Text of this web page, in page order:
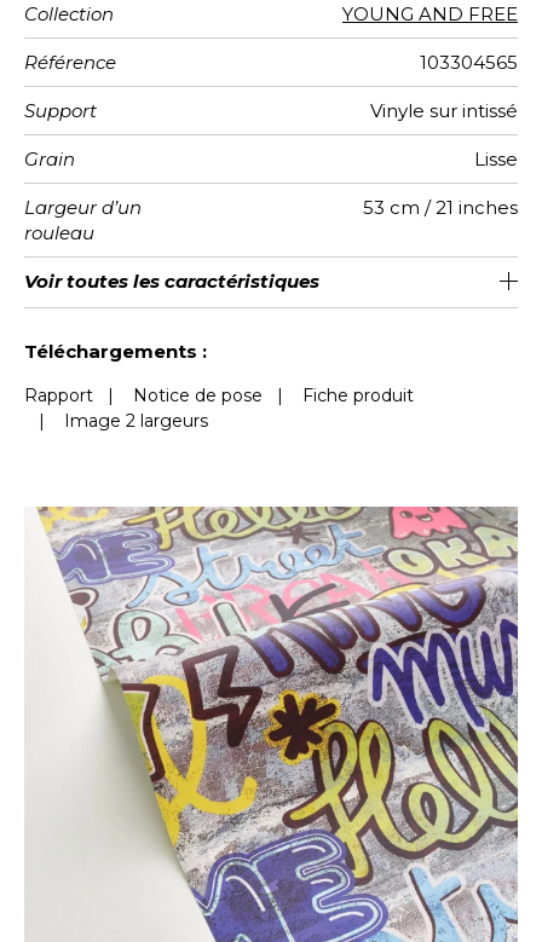
Collection YOUNG AND FREE
Référence 103304565
Support Vinyle sur intissé
Grain Lisse
Largeur d’un
rouleau
53 cm / 21 inches
Longueur
Vendu au rouleau de 10.05m / 11
yards
Raccord Raccord sauté 1/2
Rapport
Vertical
53cm / 21 pouces
Poids g/m² 220
Entretien Lessivable à la brosse
Pose colle Encollage du mur
Dépose Arrachage à sec
Norme COV A+
ASTME84 Class A
Norme
euroclass
C-s1, d0
Voir toutes les caractéristiques
Téléchargements :
Rapport | Notice de pose |
Fiche produit
| Image 2 largeurs